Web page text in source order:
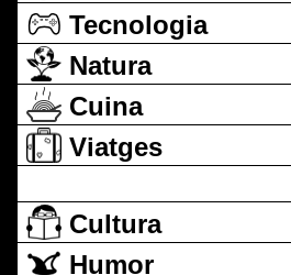
Tecnologia
Natura
Cuina
Viatges
Cultura
Humor